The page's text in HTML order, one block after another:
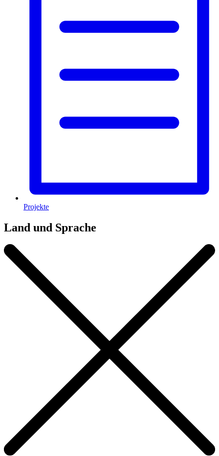
Projekte
Land und Sprache